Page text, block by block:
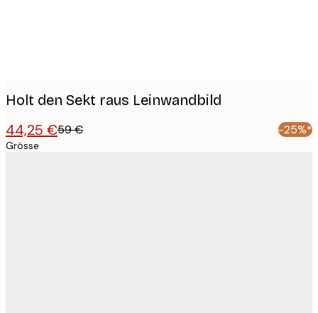
Holt den Sekt raus Leinwandbild
44,25 €59 € -25%*
Grösse